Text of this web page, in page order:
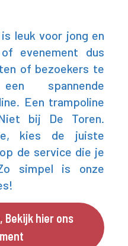
leuk voor jong en
evenement dus
of bezoekers te
spannende
Een trampoline
bij De Toren.
kies de juiste
de service die je
simpel is onze
Bekijk hier ons